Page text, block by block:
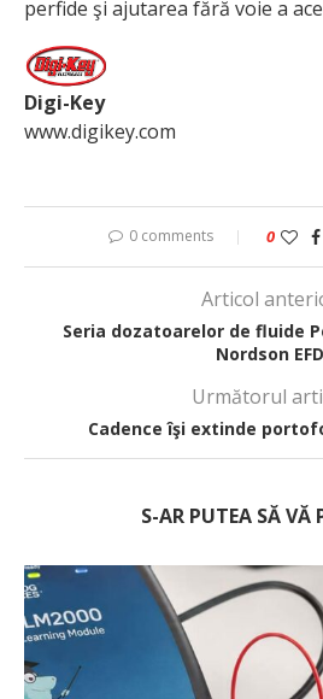
perfide şi ajutarea fără voie a
Digi-Key
www.digikey.com
0 comments 0
Articol
Seria dozatoarelor de fluide
Nordson EFD
Următorul
Cadence îşi extinde
S-AR PUTEA SĂ VĂ